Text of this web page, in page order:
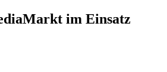
im Einsatz